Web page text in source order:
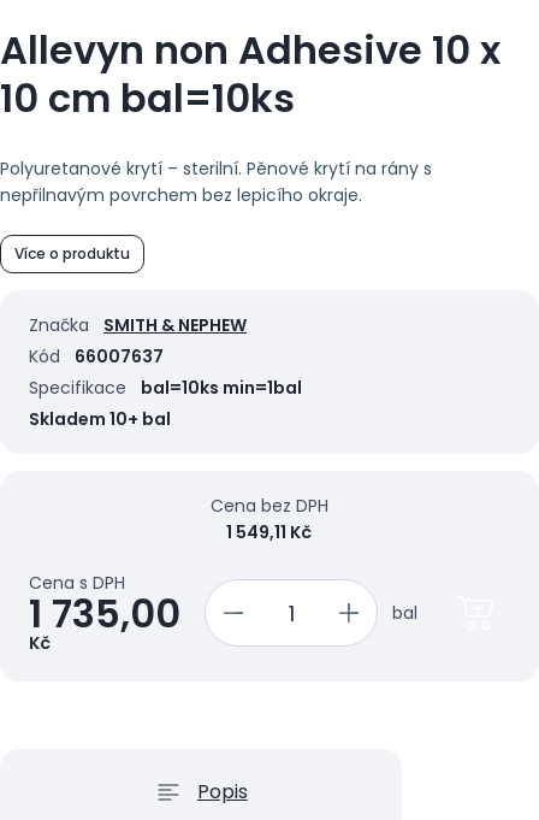
Allevyn non Adhesive 10 x
10 cm bal=10ks
Polyuretanové krytí – sterilní. Pěnové krytí na rány s
nepřilnavým povrchem bez lepicího okraje.
Více o produktu
Značka
SMITH & NEPHEW
Kód
66007637
Specifikace
bal=10ks min=1bal
Skladem 10+ bal
Cena s DPH
1 735,00
Kč
Cena bez DPH
1 549,11 Kč
bal
Popis